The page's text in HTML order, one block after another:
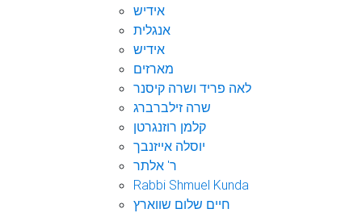
אידיש
אנגלית
אידיש
מארזים
לאה פריד ושרה קיסנר
שרה זילברברג
קלמן רוזנגרטן
יוסלה אייזנבך
ר' אלתר
Rabbi Shmuel Kunda
חיים שלום שווארץ